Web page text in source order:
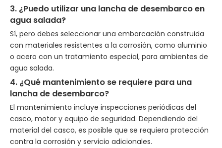
3. ¿Puedo utilizar una lancha de desembarco en
agua salada?
Sí, pero debes seleccionar una embarcación construida
con materiales resistentes a la corrosión, como aluminio
o acero con un tratamiento especial, para ambientes de
agua salada.
4. ¿Qué mantenimiento se requiere para una
lancha de desembarco?
El mantenimiento incluye inspecciones periódicas del
casco, motor y equipo de seguridad. Dependiendo del
material del casco, es posible que se requiera protección
contra la corrosión y servicio adicionales.